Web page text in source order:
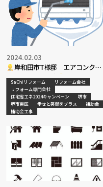
岸和田市T様邸 エアコンクリ
ーニング工事決定
2024.02.03
SaChiリフォーム
リフォーム会社
リフォーム専門会社
住宅省エネ2024キャンペーン
堺市
堺市東区
幸せと笑顔をプラス
補助金
補助金工事